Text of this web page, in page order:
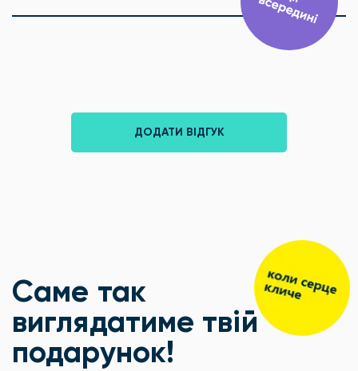
ДОДАТИ ВІДГУК
Саме так
виглядатиме твій
подарунок!